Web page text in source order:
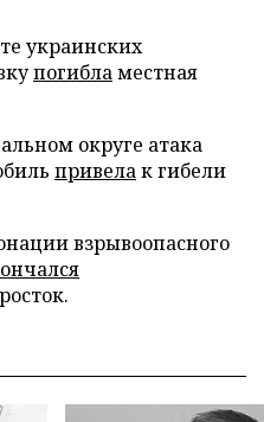
украинских
погибламестная
округе атака
привелак гибели
взрывоопасного